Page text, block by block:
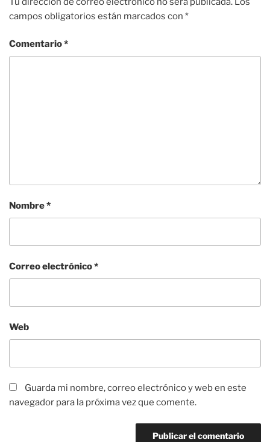
campos obligatorios están marcados con *
Comentario*
Nombre*
Correo electrónico*
Web
Guarda mi nombre, correo electrónico y web en este
navegador para la próxima vez que comente.